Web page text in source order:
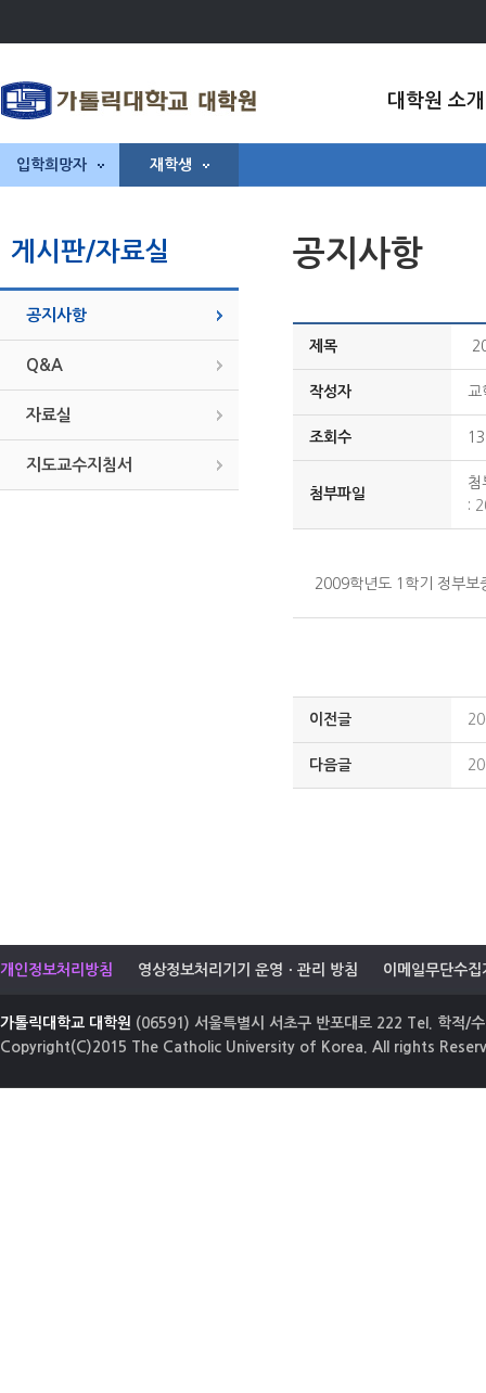
대학원 소개
입학희망자 재학생
게시판/자료실
공지사항
Q&A
자료실
지도교수지침서
공지사항
제목
작성자 교
조회수
첨부파일
첨
:
2009학년도 1학기 정부보
이전글
다음글
개인정보처리방침 영상정보처리기기 운영ㆍ관리 방침 이메일무단수집
가톨릭대학교 대학원 (06591) 서울특별시 서초구 반포대로 222 Tel. 학적/
Copyright(C)2015 The Catholic University of Korea. All rights